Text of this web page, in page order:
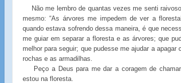
Não me lembro de quantas vezes me senti
mesmo: “As árvores me impedem de ver a
quando estava sofrendo dessa maneira, é que
me guiar em separar a floresta e as árvores; que
melhor para seguir; que pudesse me ajudar a apagar
rochas e as armadilhas.
Peço a Deus para me dar a coragem de
estou na floresta.